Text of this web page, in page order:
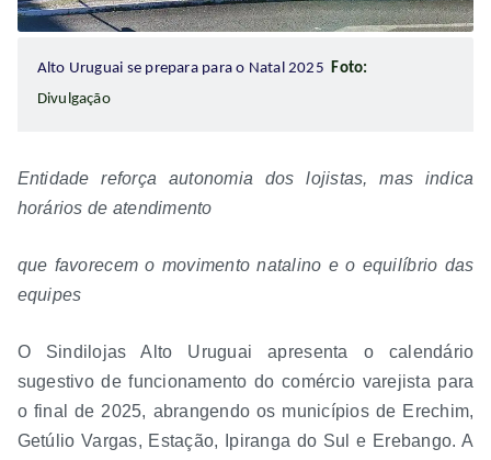
Alto Uruguai se prepara para o Natal 2025Foto:
Divulgação
Entidade reforça autonomia dos lojistas, mas indica
horários de atendimento
que favorecem o movimento natalino e o equilíbrio das
equipes
O Sindilojas Alto Uruguai apresenta o calendário
sugestivo de funcionamento do comércio varejista para
o final de 2025, abrangendo os municípios de Erechim,
Getúlio Vargas, Estação, Ipiranga do Sul e Erebango. A